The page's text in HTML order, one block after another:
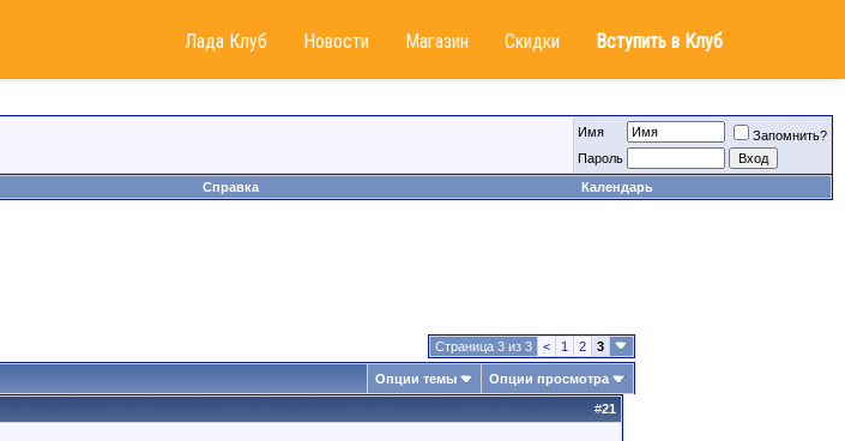
Лада Клуб Новости Магазин Скидки Вступить в Клуб
Имя
Запомнить?
Пароль
Справка Календарь
Страница 3 из 3 < 1 2 3
Опции темы Опции просмотра
#21